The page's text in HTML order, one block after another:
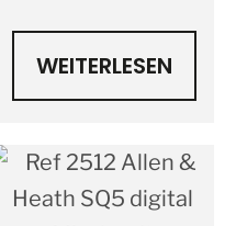
WEITERLESEN